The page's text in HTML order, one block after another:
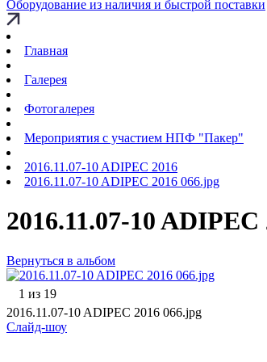
Оборудование из наличия и быстрой поставки
Главная
Галерея
Фотогалерея
Мероприятия с участием НПФ "Пакер"
2016.11.07-10 ADIPEC 2016
2016.11.07-10 ADIPEC 2016 066.jpg
2016.11.07-10
Вернуться в альбом
1 из 19
2016.11.07-10 ADIPEC 2016 066.jpg
Слайд-шоу